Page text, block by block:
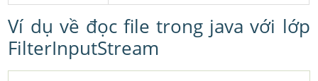
Ví dụ về đọc file trong java với lớp
FilterInputStream